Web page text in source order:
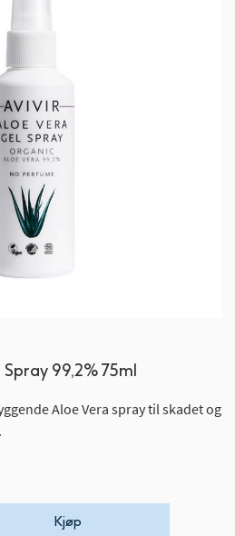
99,2% 75ml
Aloe Vera spray til skadet og
Kjøp